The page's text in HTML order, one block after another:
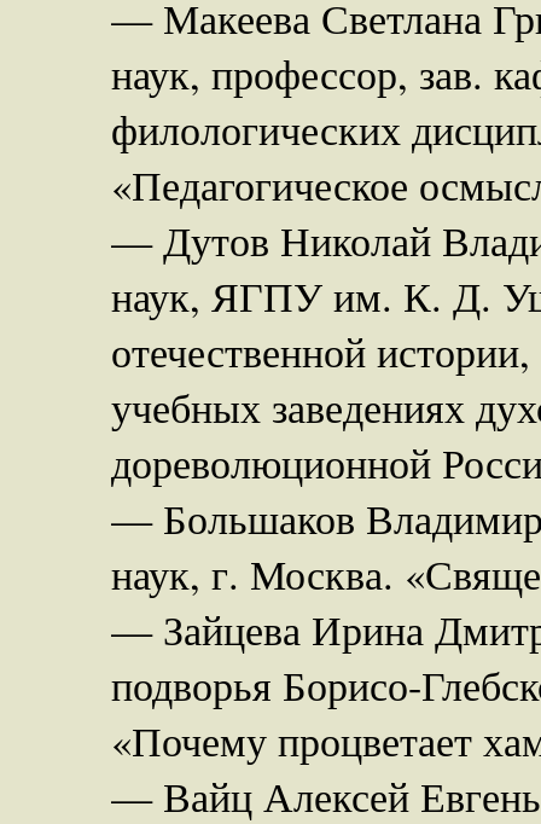
— Макеева Светлана
наук, профессор, зав.
филологических
«Педагогическое
— Дутов Николай
наук, ЯГПУ им. К. Д.
отечественной
учебных заведениях
дореволюционной
— Большаков
наук, г. Москва.
— Зайцева Ирина
подворья Борисо-
«Почему процветает
— Вайц Алексей